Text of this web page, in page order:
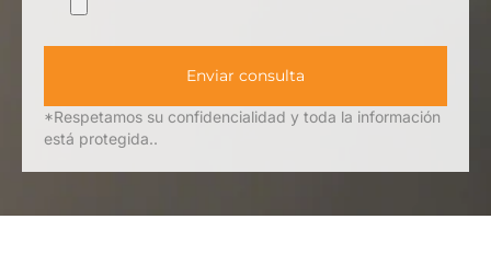
Enviar consulta
*Respetamos su confidencialidad y toda la información
está protegida..